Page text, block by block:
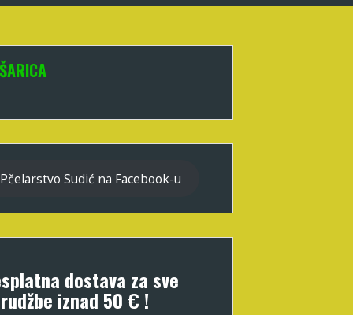
Pčelarstvo Sudić na Facebook-u
dostava za sve
iznad 50 € !